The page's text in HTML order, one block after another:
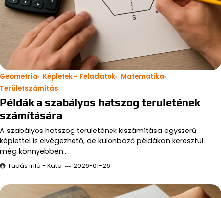
Geometria Képletek - Feladatok
Matematika
Területszámítás
Példák a szabályos hatszög területének
számítására
A szabályos hatszög területének kiszámítása egyszerű
képlettel is elvégezhető, de különböző példákon keresztül
még könnyebben…
Tudás infó - Kata 2026-01-26